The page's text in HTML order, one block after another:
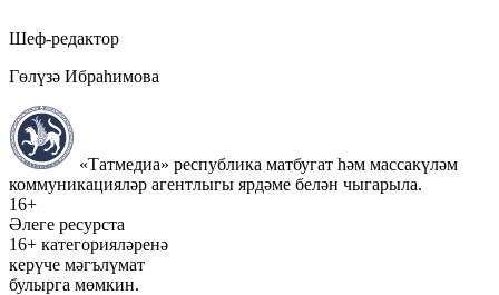
Шеф-редактор
Гөлүзә Ибраһимова
«Татмедиа» республика матбугат һәм массакүләм
коммуникацияләр агентлыгы ярдәме белән чыгарыла.
16+
Әлеге ресурста
16+ категорияләренә
керүче мәгълүмат
булырга мөмкин.